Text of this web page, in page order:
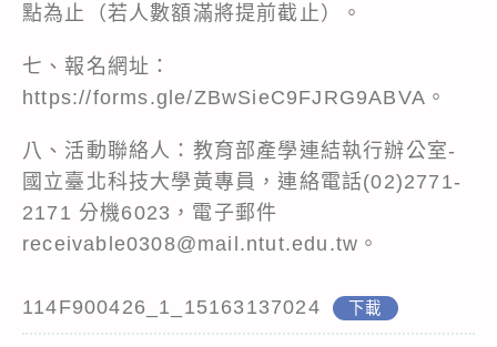
點為止（若人數額滿將提前截止）。
七、報名網址：
https://forms.gle/ZBwSieC9FJRG9ABVA。
八、活動聯絡人：教育部產學連結執行辦公室-
國立臺北科技大學黃專員，連絡電話(02)2771-
2171 分機6023，電子郵件
receivable0308@mail.ntut.edu.tw。
114F900426_1_15163137024 下載